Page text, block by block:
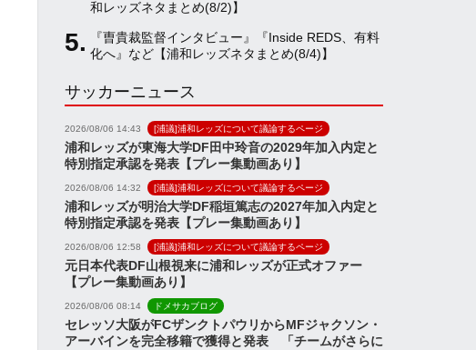
n
l
和レッズネタまとめ(8/2)】
『曺貴裁監督インタビュー』『Inside REDS、有料
化へ』など【浦和レッズネタまとめ(8/4)】
サッカーニュース
2026/08/06 14:43 [浦議]浦和レッズについて議論するページ
浦和レッズが東海大学DF田中玲音の2029年加入内定と
特別指定承認を発表【プレー集動画あり】
2026/08/06 14:32 [浦議]浦和レッズについて議論するページ
浦和レッズが明治大学DF稲垣篤志の2027年加入内定と
特別指定承認を発表【プレー集動画あり】
2026/08/06 12:58 [浦議]浦和レッズについて議論するページ
元日本代表DF山根視来に浦和レッズが正式オファー
【プレー集動画あり】
2026/08/06 08:14 ドメサカブログ
セレッソ大阪がFCザンクトパウリからMFジャクソン・
アーバインを完全移籍で獲得と発表 「チームがさらに